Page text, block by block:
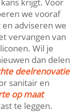
we vooraf
adviseren we
vervangen van
Wil je
dan delen
deelrenovatie
sanitair en
op maat
te leggen.